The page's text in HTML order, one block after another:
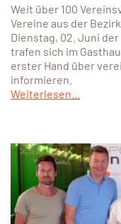
Weit über 100
Vereine aus der
Dienstag, 02. Juni
trafen sich im
erster Hand über
informieren.
Weiterlesen...